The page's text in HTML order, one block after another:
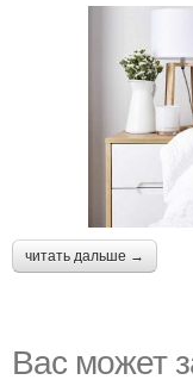
читать дальше →
Вас может